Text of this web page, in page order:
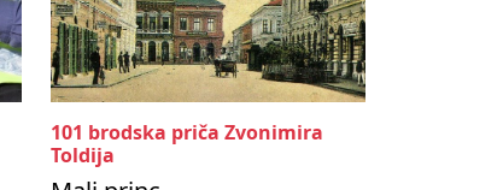
101 brodska priča Zvonimira
Toldija